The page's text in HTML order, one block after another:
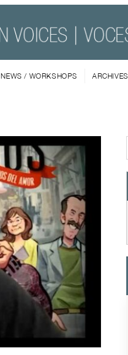
NEWS / WORKSHOPS ARCHIVES